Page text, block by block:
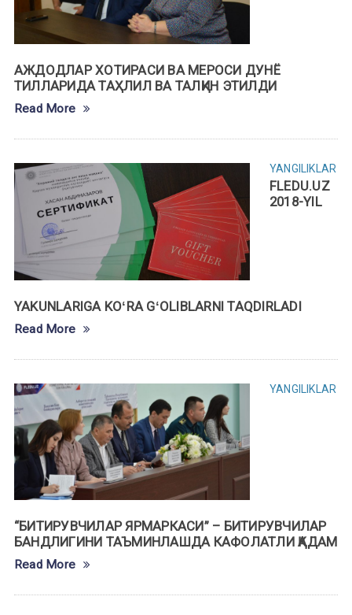
АЖДОДЛАР ХОТИРАСИ ВА МЕРОСИ ДУНЁ
ТИЛЛАРИДА ТАҲЛИЛ ВА ТАЛҚИН ЭТИЛДИ
Read More
YANGILIKLAR
FLEDU.UZ
2018-YIL
YAKUNLARIGA KOʻRA GʻOLIBLARNI TAQDIRLADI
Read More
YANGILIKLAR
“БИТИРУВЧИЛАР ЯРМАРКАСИ” – БИТИРУВЧИЛАР
БАНДЛИГИНИ ТАЪМИНЛАШДА КАФОЛАТЛИ ҚАДАМ
Read More